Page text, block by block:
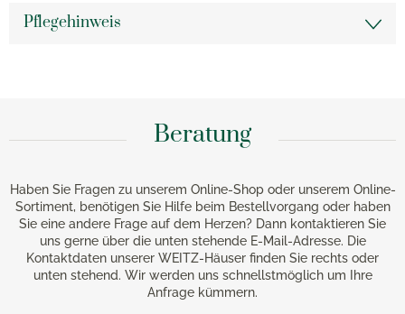
Pflegehinweis
Beratung
Haben Sie Fragen zu unserem Online-Shop oder unserem Online-
Sortiment, benötigen Sie Hilfe beim Bestellvorgang oder haben
Sie eine andere Frage auf dem Herzen? Dann kontaktieren Sie
uns gerne über die unten stehende E-Mail-Adresse. Die
Kontaktdaten unserer WEITZ-Häuser finden Sie rechts oder
unten stehend. Wir werden uns schnellstmöglich um Ihre
Anfrage kümmern.